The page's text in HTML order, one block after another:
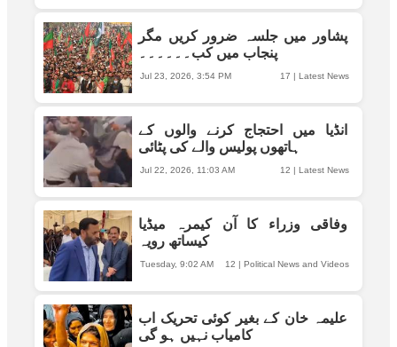
پشاور میں جلسہ ضرور کریں مگر
پنجاب میں کب۔۔۔۔۔۔
17 | Latest News
Jul 23, 2026, 3:54 PM
انڈیا میں احتجاج کرنے والوں کے
ہاتھوں پولیس والے کی پٹائی
12 | Latest News
Jul 22, 2026, 11:03 AM
وفاقی وزراء کا آن کیمرہ میڈیا
کیساتھ رویہ
12 | Political News and Videos
Tuesday, 9:02 AM
علیمہ خان کے بغیر کوئی تحریک اب
کامیاب نہیں ہو گی